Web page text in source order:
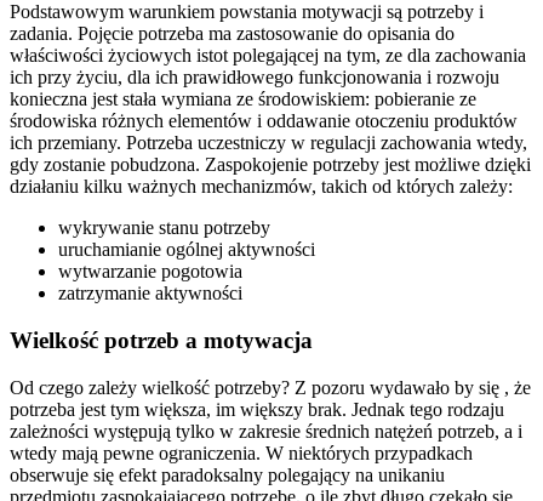
Podstawowym warunkiem powstania motywacji są potrzeby i
zadania. Pojęcie potrzeba ma zastosowanie do opisania do
właściwości życiowych istot polegającej na tym, ze dla zachowania
ich przy życiu, dla ich prawidłowego funkcjonowania i rozwoju
konieczna jest stała wymiana ze środowiskiem: pobieranie ze
środowiska różnych elementów i oddawanie otoczeniu produktów
ich przemiany. Potrzeba uczestniczy w regulacji zachowania wtedy,
gdy zostanie pobudzona. Zaspokojenie potrzeby jest możliwe dzięki
działaniu kilku ważnych mechanizmów, takich od których zależy:
wykrywanie stanu potrzeby
uruchamianie ogólnej aktywności
wytwarzanie pogotowia
zatrzymanie aktywności
Wielkość potrzeb a motywacja
Od czego zależy wielkość potrzeby? Z pozoru wydawało by się , że
potrzeba jest tym większa, im większy brak. Jednak tego rodzaju
zależności występują tylko w zakresie średnich natężeń potrzeb, a i
wtedy mają pewne ograniczenia. W niektórych przypadkach
obserwuje się efekt paradoksalny polegający na unikaniu
przedmiotu zaspokajającego potrzebę, o ile zbyt długo czekało się